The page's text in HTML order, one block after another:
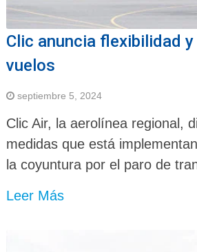
Clic anuncia flexibilidad
vuelos
septiembre 5, 2024
Clic Air, la aerolínea regional,
medidas que está
la coyuntura por el paro de
Leer Más